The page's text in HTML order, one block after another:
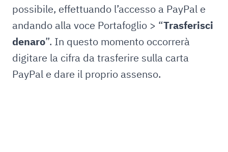
possibile, effettuando l’accesso a PayPal e
andando alla voce Portafoglio > “Trasferisci
denaro”. In questo momento occorrerà
digitare la cifra da trasferire sulla carta
PayPal e dare il proprio assenso.